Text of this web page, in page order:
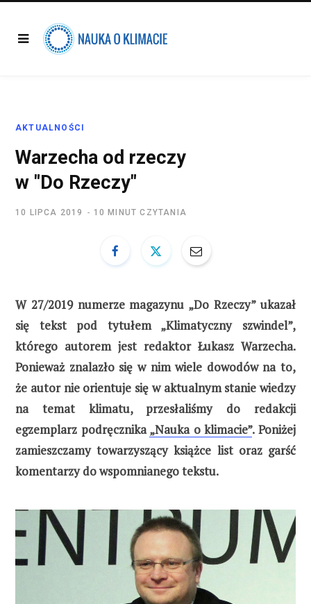
AKTUALNOŚCI
Warzecha od rzeczy
w "Do Rzeczy"
10 LIPCA 2019 10 MINUT CZYTANIA
W 27/2019 numerze magazynu „Do Rzeczy” ukazał
się tekst pod tytułem „Klimatyczny szwindel”,
którego autorem jest redaktor Łukasz Warzecha.
Ponieważ znalazło się w nim wiele dowodów na to,
że autor nie orientuje się w aktualnym stanie wiedzy
na temat klimatu, przesłaliśmy do redakcji
egzemplarz podręcznika„Nauka o klimacie”. Poniżej
zamieszczamy towarzyszący książce list oraz garść
komentarzy do wspomnianego tekstu.